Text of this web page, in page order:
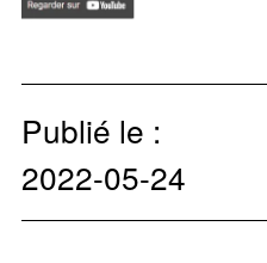
Publié le :
2022-05-24